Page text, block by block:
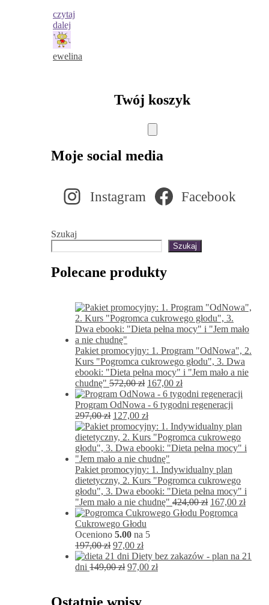
czytaj
dalej
ewelina
Twój koszyk
Moje social media
Instagram Facebook
Szukaj
Szukaj
Polecane produkty
Pakiet promocyjny: 1. Program "OdNowa", 2.
Kurs "Pogromca cukrowego głodu", 3. Dwa
ebooki: "Dieta pełna mocy" i "Jem mało a nie
chudnę" 572,00zł Pierwotna
cena
wynosiła:
572,00 zł.
167,00 złAktualna
cena
wynosi:
Program OdNowa - 6 tygodni regeneracji
297,00zł Pierwotna
cena
wynosiła:
297,00 zł.
127,00 złAktualna
cena
wynosi:
127,00 zł.
Pakiet promocyjny: 1. Indywidualny plan
dietetyczny, 2. Kurs "Pogromca cukrowego
głodu", 3. Dwa ebooki: "Dieta pełna mocy" i
"Jem mało a nie chudnę" 424,00zł Pierwotna
cena
167,00 zł
Pogromca
Cukrowego Głodu
Oceniono 5.00 na 5
197,00zł Pierwotna
cena
wynosiła:
97,00 złAktualna
cena
wynosi:
Diety bez zakazów - plan na 21
dni 149,00zł Pierwotna
149,00 zł.
97,00 złAktualna